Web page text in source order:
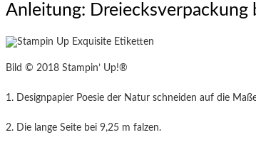
Anleitung: Dreiecksverpackung
Bild © 2018 Stampin’ Up!®
1. Designpapier Poesie der Natur schneiden auf die
2. Die lange Seite bei 9,25 m falzen.